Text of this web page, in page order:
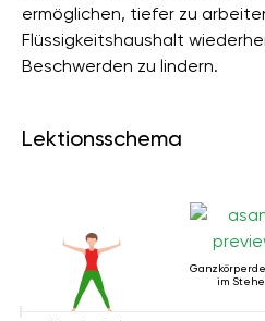
ermöglichen, tiefer zu
Flüssigkeitshaushalt
Beschwerden zu lindern.
Lektionsschema
im